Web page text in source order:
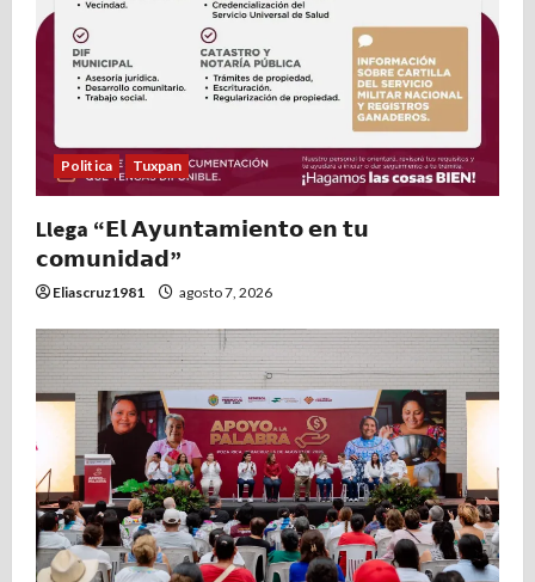
Politica Tuxpan
Llega “𝗘𝗹 𝗔𝘆𝘂𝗻𝘁𝗮𝗺𝗶𝗲𝗻𝘁𝗼 𝗲𝗻 𝘁𝘂
𝗰𝗼𝗺𝘂𝗻𝗶𝗱𝗮𝗱”
Eliascruz1981 agosto 7, 2026